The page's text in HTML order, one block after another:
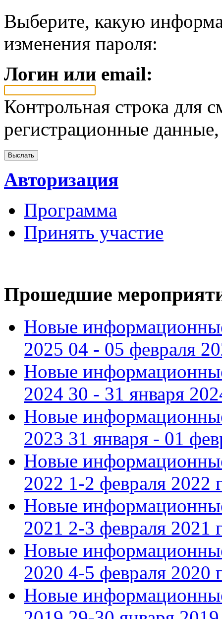
Выберите, какую
изменения пароля:
Логин или email:
Контрольная строка для
регистрационные
Авторизация
Программа
Принять участие
Прошедшие
Новые
2025 04 - 05 февраля
Новые
2024 30 - 31 января
Новые
2023 31 января - 01
Новые
2022 1-2 февраля 2022
Новые
2021 2-3 февраля 2021
Новые
2020 4-5 февраля 2020
Новые